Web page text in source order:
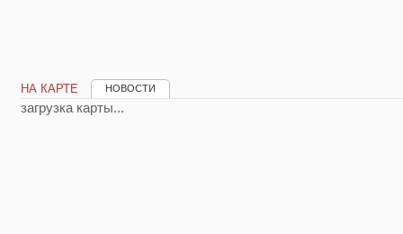
НА КАРТЕ НОВОСТИ
загрузка карты...